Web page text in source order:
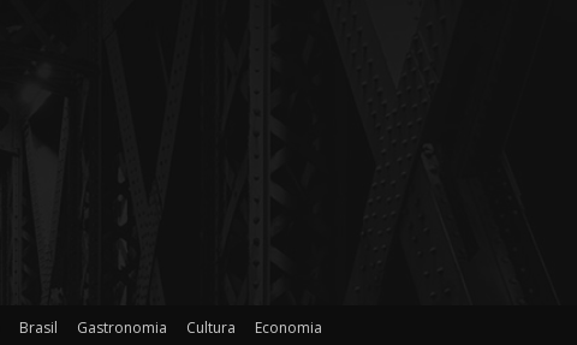
Brasil Gastronomia Cultura
Economia